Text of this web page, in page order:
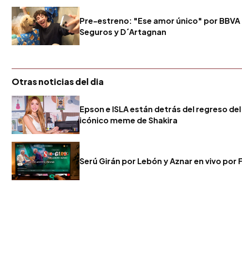
Pre-estreno: "Ese amor único" por BBVA
Seguros y D´Artagnan
Otras noticias del dia
Epson e ISLA están detrás del regreso del
icónico meme de Shakira
Serú Girán por Lebón y Aznar en vivo por